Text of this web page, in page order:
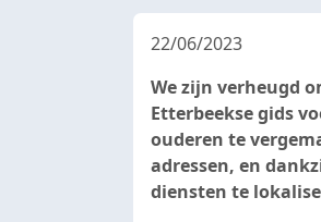
22/06/2023
We zijn verheugd
Etterbeekse gids
ouderen te
adressen, en
diensten te